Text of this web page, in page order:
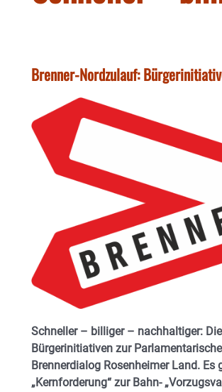
Brenner-Nordzulauf:
Schneller – billiger – nachhaltiger:
Bürgerinitiativen zur
Brennerdialog Rosenheimer Land.
„Kernforderung“ zur Bahn-